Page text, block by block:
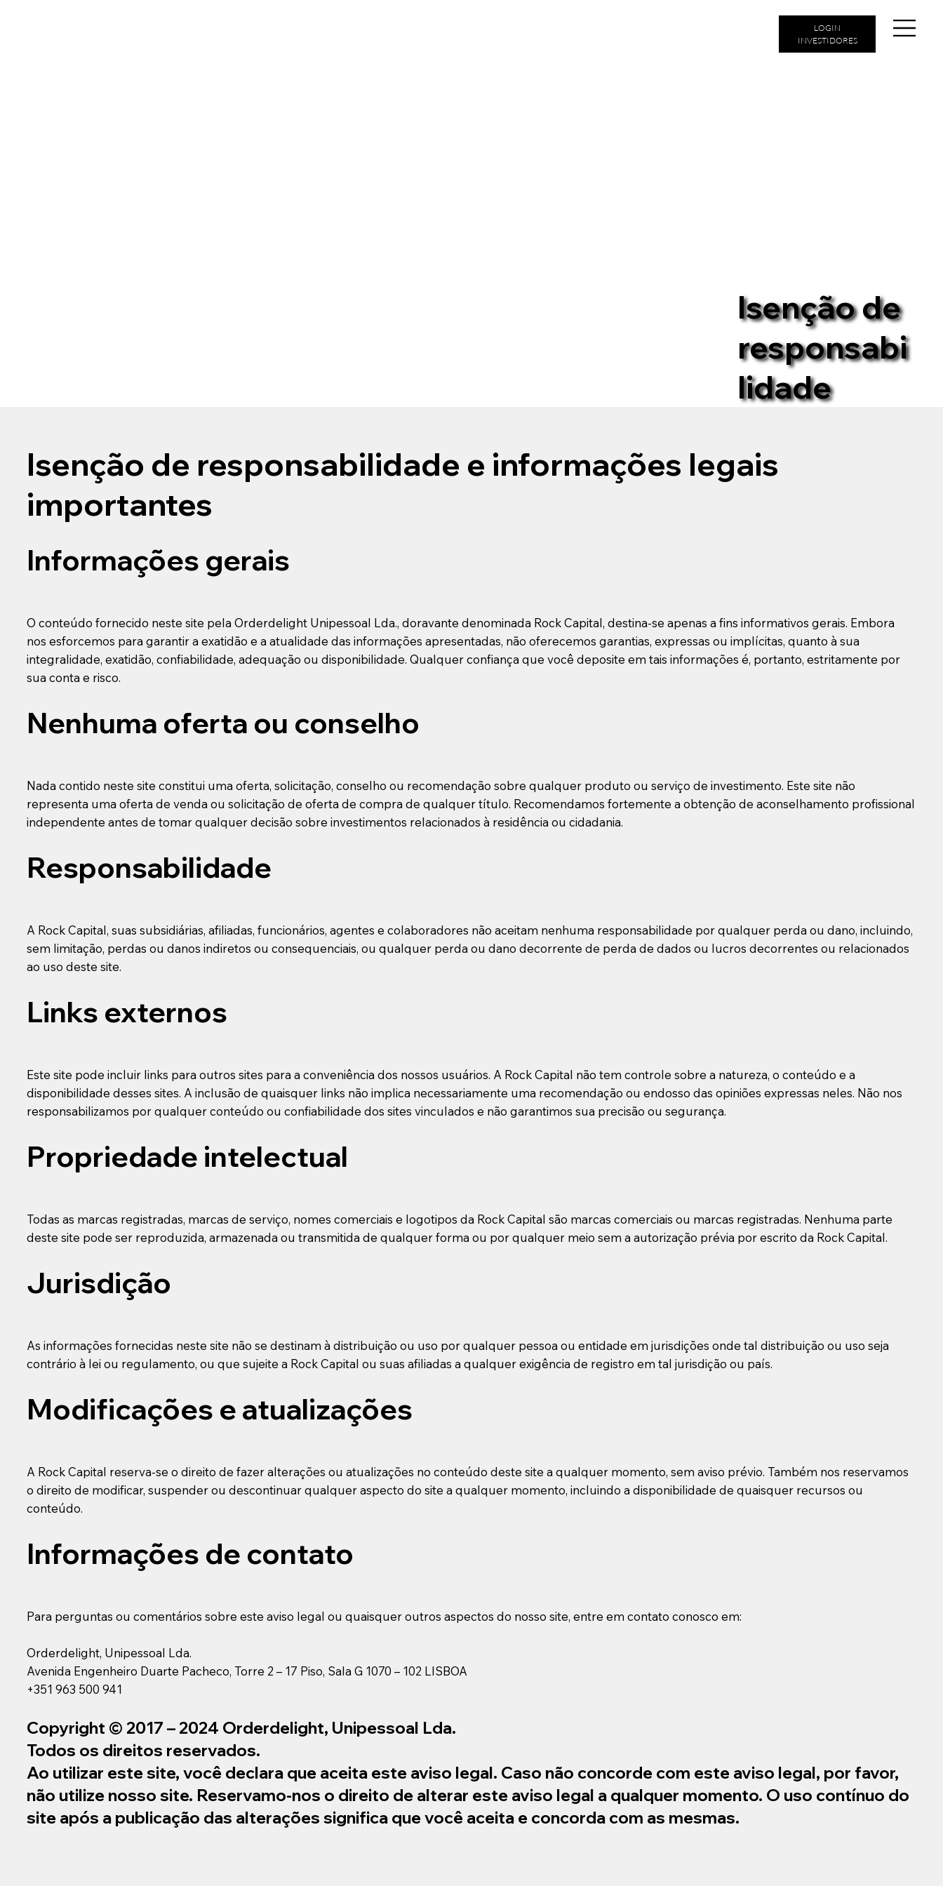
Isenção de
responsabi
lidade
LOGIN
INVESTIDORES
Isenção de responsabilidade e informações legais
importantes
Informações gerais
O conteúdo fornecido neste site pela Orderdelight Unipessoal Lda., doravante denominada Rock Capital, destina-se apenas a fins informativos gerais. Embora
nos esforcemos para garantir a exatidão e a atualidade das informações apresentadas, não oferecemos garantias, expressas ou implícitas, quanto à sua
integralidade, exatidão, confiabilidade, adequação ou disponibilidade. Qualquer confiança que você deposite em tais informações é, portanto, estritamente por
sua conta e risco.
Nenhuma oferta ou conselho
Nada contido neste site constitui uma oferta, solicitação, conselho ou recomendação sobre qualquer produto ou serviço de investimento. Este site não
representa uma oferta de venda ou solicitação de oferta de compra de qualquer título. Recomendamos fortemente a obtenção de aconselhamento profissional
independente antes de tomar qualquer decisão sobre investimentos relacionados à residência ou cidadania.
Responsabilidade
A Rock Capital, suas subsidiárias, afiliadas, funcionários, agentes e colaboradores não aceitam nenhuma responsabilidade por qualquer perda ou dano, incluindo,
sem limitação, perdas ou danos indiretos ou consequenciais, ou qualquer perda ou dano decorrente de perda de dados ou lucros decorrentes ou relacionados
ao uso deste site.
Links externos
Este site pode incluir links para outros sites para a conveniência dos nossos usuários. A Rock Capital não tem controle sobre a natureza, o conteúdo e a
disponibilidade desses sites. A inclusão de quaisquer links não implica necessariamente uma recomendação ou endosso das opiniões expressas neles. Não nos
responsabilizamos por qualquer conteúdo ou confiabilidade dos sites vinculados e não garantimos sua precisão ou segurança.
Propriedade intelectual
Todas as marcas registradas, marcas de serviço, nomes comerciais e logotipos da Rock Capital são marcas comerciais ou marcas registradas. Nenhuma parte
deste site pode ser reproduzida, armazenada ou transmitida de qualquer forma ou por qualquer meio sem a autorização prévia por escrito da Rock Capital.
Jurisdição
As informações fornecidas neste site não se destinam à distribuição ou uso por qualquer pessoa ou entidade em jurisdições onde tal distribuição ou uso seja
contrário à lei ou regulamento, ou que sujeite a Rock Capital ou suas afiliadas a qualquer exigência de registro em tal jurisdição ou país.
Modificações e atualizações
A Rock Capital reserva-se o direito de fazer alterações ou atualizações no conteúdo deste site a qualquer momento, sem aviso prévio. Também nos reservamos
o direito de modificar, suspender ou descontinuar qualquer aspecto do site a qualquer momento, incluindo a disponibilidade de quaisquer recursos ou
conteúdo.
Informações de contato
Para perguntas ou comentários sobre este aviso legal ou quaisquer outros aspectos do nosso site, entre em contato conosco em:
Orderdelight, Unipessoal Lda.
Avenida Engenheiro Duarte Pacheco, Torre 2 – 17 Piso, Sala G 1070 – 102 LISBOA
+351 963 500 941
Copyright © 2017 – 2024 Orderdelight, Unipessoal Lda.
Todos os direitos reservados.
Ao utilizar este site, você declara que aceita este aviso legal. Caso não concorde com este aviso legal, por favor,
não utilize nosso site. Reservamo-nos o direito de alterar este aviso legal a qualquer momento. O uso contínuo do
site após a publicação das alterações significa que você aceita e concorda com as mesmas.